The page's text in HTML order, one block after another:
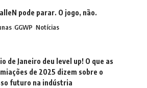
pode parar. O jogo, não.
GGWP Notícias
de Janeiro deu level up! O que as
de 2025 dizem sobre o
futuro na indústria